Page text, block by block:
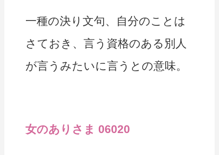
一種の決り文句、自分のことは
さておき、言う資格のある別人
が言うみたいに言うとの意味。
女のありさま 06020